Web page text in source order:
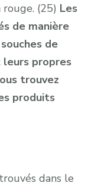
rouge. (25) Les
de manière
de
leurs propres
trouvez
produits
dans le